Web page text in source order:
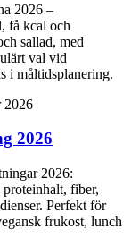
2026 –
få kcal och
sallad, med
val vid
i måltidsplanering.
2026
2026:
proteinhalt, fiber,
Perfekt för
frukost, lunch